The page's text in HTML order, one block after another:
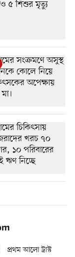
প্রথম আলো ট্রাস্ট